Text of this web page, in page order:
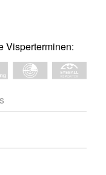
Visperterminen: